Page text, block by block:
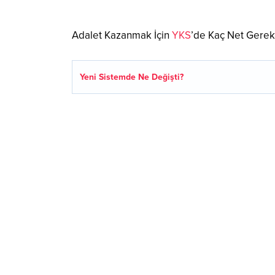
Adalet Kazanmak İçin YKS’de Kaç Net
Yeni Sistemde Ne Değişti?